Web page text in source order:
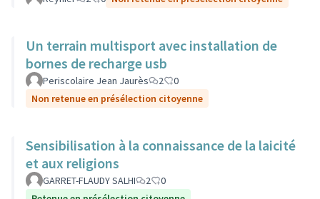
Un terrain multisport avec installation de
bornes de recharge usb
Periscolaire Jean Jaurès 2
0
Non retenue en présélection citoyenne
Sensibilisation à la connaissance de la laicité
et aux religions
GARRET-FLAUDY SALHI 2
0